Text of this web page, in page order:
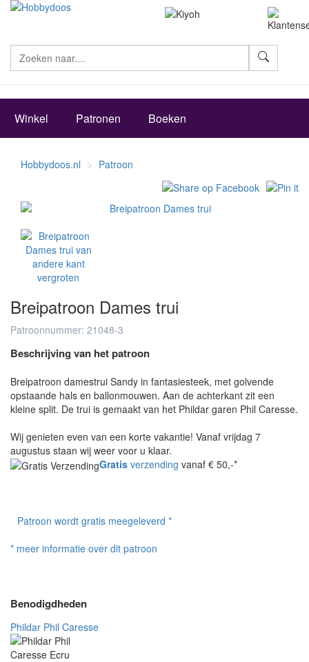
Winkel Patronen Boeken
Hobbydoos.nl Patroon
vergroten
Breipatroon Dames trui
Patroonnummer: 21048-3
Beschrijving van het patroon
Breipatroon damestrui Sandy in fantasiesteek, met golvende
opstaande hals en ballonmouwen. Aan de achterkant zit een
kleine split. De trui is gemaakt van het Phildar garen Phil Caresse.
Wij genieten even van een korte vakantie! Vanaf vrijdag 7
augustus staan wij weer voor u klaar.
Gratis verzending vanaf € 50,-*
Patroon wordt gratis meegeleverd *
* meer informatie over dit patroon
Benodigdheden
Phildar Phil Caresse